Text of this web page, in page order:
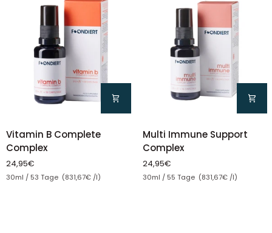
Vitamin
B
Complete
Complex
Vitamin B Complete
Complex
24,95€
Stückpreis
30ml / 53 Tage (831,67€ /l)
Multi
Immune
Support
Complex
Multi Immune Support
Complex
24,95€
Stückpreis
30ml / 55 Tage (831,67€ /l)